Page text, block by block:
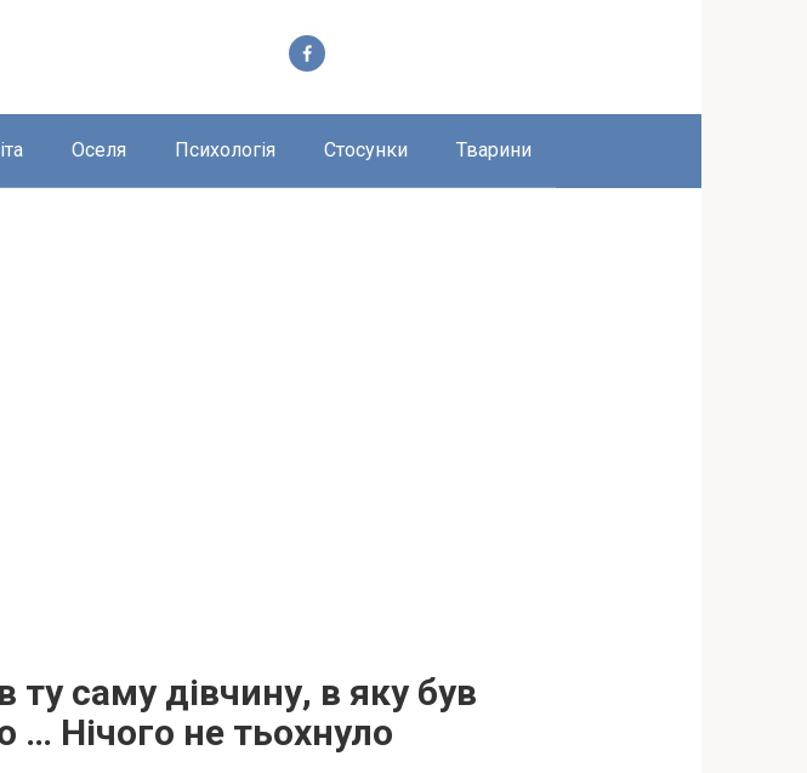
Оселя Психологія Стосунки Тварини
ту саму дівчину, в яку був
… Нічого не тьохнуло